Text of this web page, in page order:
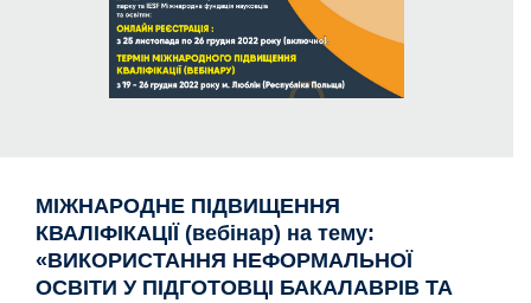
МІЖНАРОДНE ПІДВИЩЕННЯ
КВАЛІФІКАЦІЇ (вебінар) на тему:
«ВИКОРИСТАННЯ НЕФОРМАЛЬНОЇ
ОСВІТИ У ПІДГОТОВЦІ БАКАЛАВРІВ ТА